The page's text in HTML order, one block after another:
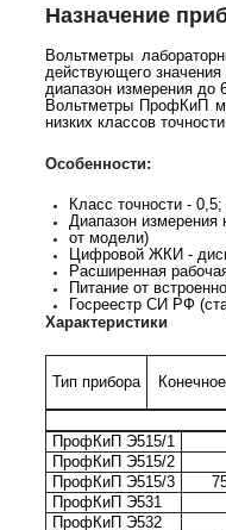
Назначение
Вольтметры
действующего
диапазон измерения до
Вольтметры ПрофКиП
низких классов
Особенности:
Класс точности -
Диапазон измерения
от модели)
Цифровой ЖКИ -
Расширенная
Питание от
Госреестр СИ РФ
Характеристики
Тип прибора
ПрофКиП Э515/1
ПрофКиП Э515/2
ПрофКиП Э515/3
75
ПрофКиП Э531
ПрофКиП Э532